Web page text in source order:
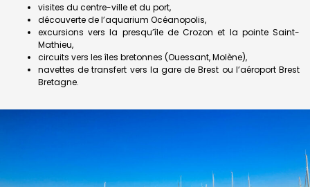
visites du centre-ville et du port,
découverte de l’aquarium Océanopolis,
excursions vers la presqu’île de Crozon et la pointe Saint-
Mathieu,
circuits vers les îles bretonnes (Ouessant, Molène),
navettes de transfert vers la gare de Brest ou l’aéroport Brest
Bretagne.